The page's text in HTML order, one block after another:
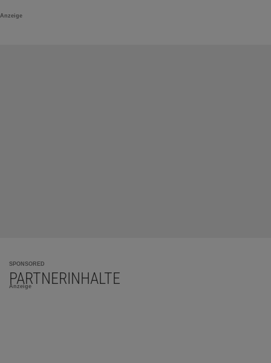
Anzeige
SPONSORED
PARTNERINHALTE
Anzeige